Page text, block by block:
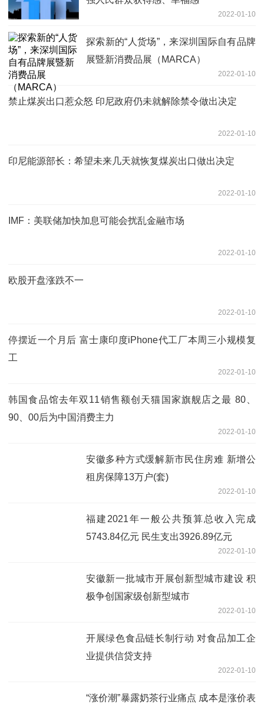
2022-01-10
探索新的“人货场”，来深圳国际自有品牌
展暨新消费品展（MARCA）
2022-01-10
禁止煤炭出口惹众怒 印尼政府仍未就解除禁令做出决定
2022-01-10
印尼能源部长：希望未来几天就恢复煤炭出口做出决定
2022-01-10
IMF：美联储加快加息可能会扰乱金融市场
2022-01-10
欧股开盘涨跌不一
2022-01-10
停摆近一个月后 富士康印度iPhone代工厂本周三小规模复
工
2022-01-10
韩国食品馆去年双11销售额创天猫国家旗舰店之最 80、
90、00后为中国消费主力
2022-01-10
安徽多种方式缓解新市民住房难 新增公
租房保障13万户(套)
2022-01-10
福建2021年一般公共预算总收入完成
5743.84亿元 民生支出3926.89亿元
2022-01-10
安徽新一批城市开展创新型城市建设 积
极争创国家级创新型城市
2022-01-10
开展绿色食品链长制行动 对食品加工企
业提供信贷支持
2022-01-10
“涨价潮”暴露奶茶行业痛点 成本是涨价表